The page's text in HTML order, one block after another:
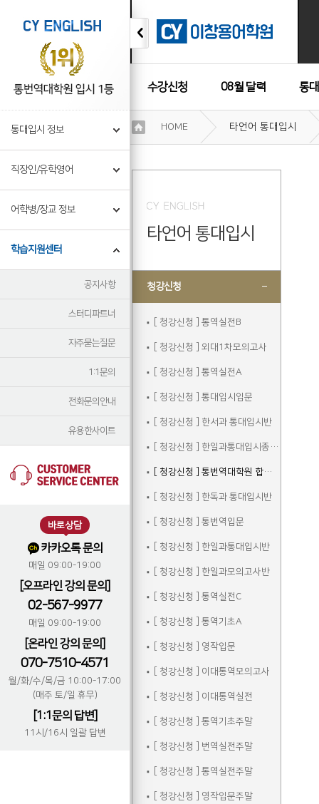
수강신청 08월 달력 통
수강후기
통대입시 정보
직장인/유학영어
어학병/장교 정보
학습지원센터
공지사항
스터디파트너
자주묻는질문
1:1문의
전화문의안내
유용한사이트
바로상담
카카오톡 문의
매일 09:00-19:00
[오프라인 강의 문의]
02-567-9977
매일 09:00-19:00
[온라인 강의 문의]
070-7510-4571
월/화/수/목/금 10:00-17:00
(매주 토/일 휴무)
[1:1문의 답변]
11시/16시 일괄 답변
기
정
HOME 타언어 통대입시
타언어 통대입시
청강신청
[ 청강신청 ] 통역실전B
[ 청강신청 ] 외대1차모의고사
[ 청강신청 ] 통역실전A
[ 청강신청 ] 통대입시입문
[ 청강신청 ] 한서과 통대입시반
[ 청강신청 ] 한일과통대입시종합반
[ 청강신청 ] 통번역대학원 합격자 선행학습
[ 청강신청 ] 한독과 통대입시반
[ 청강신청 ] 통번역입문
[ 청강신청 ] 한일과통대입시반
[ 청강신청 ] 한일과모의고사반
[ 청강신청 ] 통역실전C
[ 청강신청 ] 통역기초A
[ 청강신청 ] 영작입문
[ 청강신청 ] 이대통역모의고사
[ 청강신청 ] 이대통역실전
[ 청강신청 ] 통역기초주말
[ 청강신청 ] 번역실전주말
[ 청강신청 ] 통역실전주말
[ 청강신청 ] 영작입문주말